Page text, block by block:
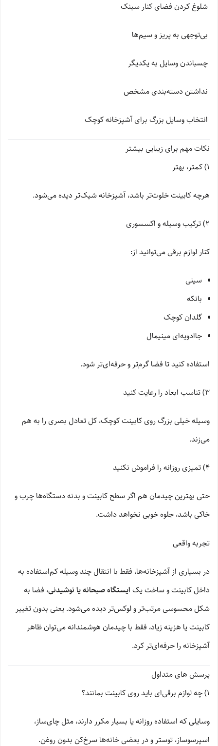
شلوغ کردن فضای کنار سینک
بی‌توجهی به پریز و سیم‌ها
چسباندن وسایل به یکدیگر
نداشتن دسته‌بندی مشخص
انتخاب وسایل بزرگ برای آشپزخانه کوچک
نکات مهم برای زیبایی بیشتر
1) کمتر، بهتر
هرچه کابینت خلوت‌تر باشد، آشپزخانه شیک‌تر دیده می‌شود.
2) ترکیب وسیله و اکسسوری
کنار لوازم برقی می‌توانید از:
سینی
بانکه
گلدان کوچک
جاادویه‌ای مینیمال
استفاده کنید تا فضا گرم‌تر و حرفه‌ای‌تر شود.
3) تناسب ابعاد را رعایت کنید
وسیله خیلی بزرگ روی کابینت کوچک، کل تعادل بصری را به هم
می‌زند.
4) تمیزی روزانه را فراموش نکنید
حتی بهترین چیدمان هم اگر سطح کابینت و بدنه دستگاه‌ها چرب و
خاکی باشد، جلوه خوبی نخواهد داشت.
تجربه واقعی
در بسیاری از آشپزخانه‌ها، فقط با انتقال چند وسیله کم‌استفاده به
داخل کابینت و ساخت یک ایستگاه صبحانه یا نوشیدنی، فضا به
شکل محسوسی مرتب‌تر و لوکس‌تر دیده می‌شود. یعنی بدون تغییر
کابینت یا هزینه زیاد، فقط با چیدمان هوشمندانه می‌توان ظاهر
آشپزخانه را حرفه‌ای‌تر کرد.
پرسش های متداول
1) چه لوازم برقی‌ای باید روی کابینت بمانند؟
وسایلی که استفاده روزانه یا بسیار مکرر دارند، مثل چای‌ساز،
اسپرسوساز، توستر و در بعضی خانه‌ها سرخ‌کن بدون روغن.